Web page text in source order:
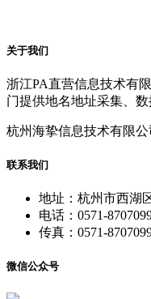
关于我们
浙江PA直营信息技术有
门提供地名地址采集、
杭州海挚信息技术有限
联系我们
地址：杭州市西湖
电话：0571-
传真：0571-
微信公众号